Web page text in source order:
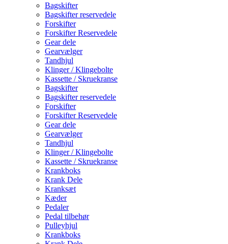
Bagskifter
Bagskifter reservedele
Forskifter
Forskifter Reservedele
Gear dele
Gearvælger
Tandhjul
Klinger / Klingebolte
Kassette / Skruekranse
Bagskifter
Bagskifter reservedele
Forskifter
Forskifter Reservedele
Gear dele
Gearvælger
Tandhjul
Klinger / Klingebolte
Kassette / Skruekranse
Krankboks
Krank Dele
Kranksæt
Kæder
Pedaler
Pedal tilbehør
Pulleyhjul
Krankboks